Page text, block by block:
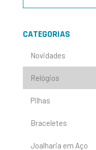
CATEGORIAS
Novidades
Relógios
Pilhas
Braceletes
Joalharia em Aço